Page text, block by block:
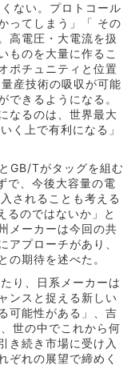
ない。プロトコール
ってしまう」「 その
高電圧・大電流を扱
ものを大量に作るこ
ポチュニティと位置
産技術の吸収が可能
できるようになる。
なるのは、世界最大
く上で有利になる」
GB/Tがタッグを組む
で、今後大容量の電
されることも考える
るのではないか」と
メーカーは今回の共
アプローチがあり、
の期待を述べた。
り、日系メーカーは
ンスと捉える新しい
可能性がある」、吉
世の中でこれから何
き続き市場に受け入
ぞれの展望で締めく